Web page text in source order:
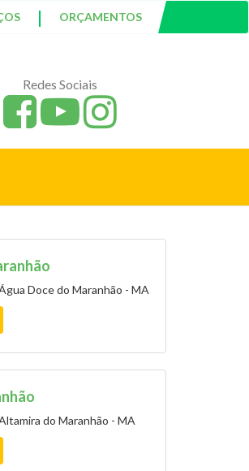
| ORÇAMENTOS
Redes Sociais
Doce do Maranhão - MA
do Maranhão - MA